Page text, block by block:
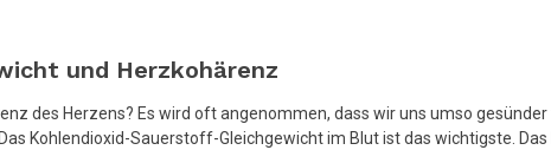
und Herzkohärenz
des Herzens? Es wird oft angenommen, dass wir uns umso
Kohlendioxid-Sauerstoff-Gleichgewicht im Blut ist das wichtigste.